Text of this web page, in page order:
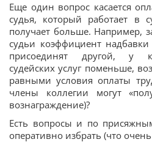
Еще один вопрос касается
судья, который работает в
получает больше. Например,
судьи коэффициент
присоединят другой, у
судейских услуг поменьше,
равными условия оплаты
члены коллегии могут
вознаграждение)?
Есть вопросы и по
оперативно избрать (что